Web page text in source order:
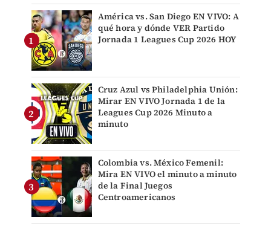
América vs. San Diego EN VIVO: A
qué hora y dónde VER Partido
Jornada 1 Leagues Cup 2026 HOY
Cruz Azul vs Philadelphia Unión:
Mirar EN VIVO Jornada 1 de la
Leagues Cup 2026 Minuto a
minuto
Colombia vs. México Femenil:
Mira EN VIVO el minuto a minuto
de la Final Juegos
Centroamericanos